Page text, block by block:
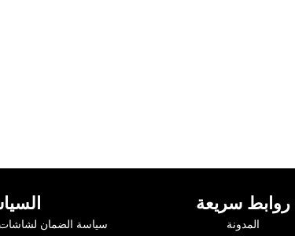
روابط سريعة
المدونة سياسة الضمان